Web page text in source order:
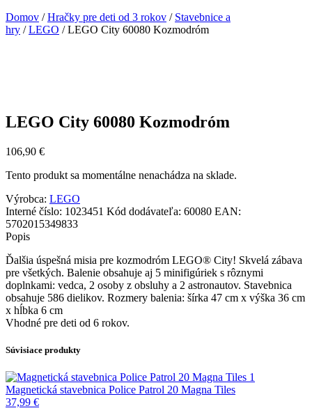
Domov /Hračky pre deti od 3 rokov / Stavebnice a
hry /LEGO / LEGO City 60080 Kozmodróm
LEGO City 60080 Kozmodróm
106,90 €
Tento produkt sa momentálne nenachádza na sklade.
Výrobca: LEGO
Interné číslo: 1023451 Kód dodávateľa: 60080 EAN:
5702015349833
Popis
Ďalšia úspešná misia pre kozmodróm LEGO® City! Skvelá zábava
pre všetkých. Balenie obsahuje aj 5 minifigúriek s rôznymi
doplnkami: vedca, 2 osoby z obsluhy a 2 astronautov. Stavebnica
obsahuje 586 dielikov. Rozmery balenia: šírka 47 cm x výška 36 cm
x hĺbka 6 cm
Vhodné pre deti od 6 rokov.
Súvisiace produkty
Magnetická stavebnica Police Patrol 20 Magna Tiles
37,99 €